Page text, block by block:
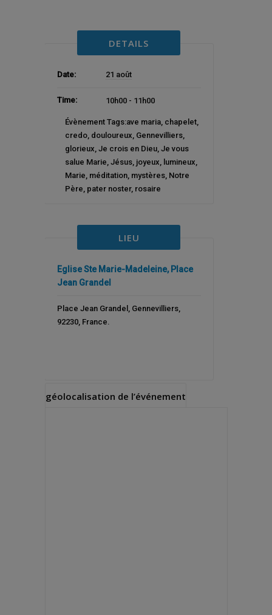
DETAILS
Date: 21 août
Time: 10h00 - 11h00
Évènement Tags:ave maria, chapelet,
credo, douloureux Gennevilliers,
glorieux Je crois en Dieu, Je vous
salue Marie Jésus, joyeux lumineux
Marie méditation, mystères, Notre
Père pater noster, rosaire
LIEU
Eglise Ste Marie-Madeleine, Place
Jean Grandel
Place Jean Grandel, Gennevilliers,
92230, France
géolocalisation de l’événement